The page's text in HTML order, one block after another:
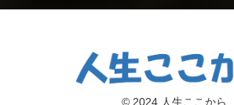
© 2024 人生ここから.